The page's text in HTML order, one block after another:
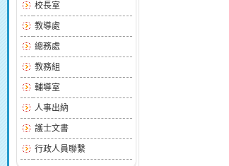
校長室
教導處
總務處
教務組
輔導室
人事出納
護士文書
行政人員聯繫